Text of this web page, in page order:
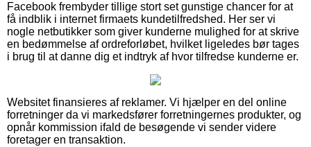
Facebook frembyder tillige stort set gunstige chancer for at
få indblik i internet firmaets kundetilfredshed. Her ser vi
nogle netbutikker som giver kunderne mulighed for at skrive
en bedømmelse af ordreforløbet, hvilket ligeledes bør tages
i brug til at danne dig et indtryk af hvor tilfredse kunderne er.
Websitet finansieres af reklamer. Vi hjælper en del online
forretninger da vi markedsfører forretningernes produkter, og
opnår kommission ifald de besøgende vi sender videre
foretager en transaktion.